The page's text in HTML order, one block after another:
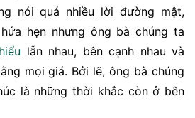
nói quá nhiều lời đường mật,
hẹn nhưng ông bà chúng ta
lẫn nhau, bên cạnh nhau và
mọi giá. Bởi lẽ, ông bà chúng
là những thời khắc còn ở bên